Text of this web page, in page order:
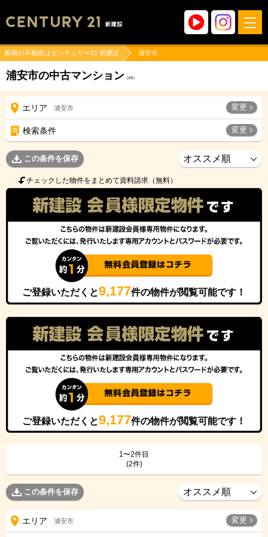
船橋の不動産はセンチュリー21 新建設 浦安市
浦安市の中古マンション (2件)
エリア 浦安市 変更
検索条件 変更
この条件を保存
チェックした物件をまとめて資料請求（無料）
ご登録いただくと9,177件の物件が閲覧可能です！
ご登録いただくと9,177件の物件が閲覧可能です！
1〜2件目
(2件)
この条件を保存
エリア 浦安市 変更